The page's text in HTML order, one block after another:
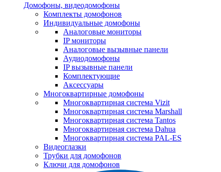
Домофоны, видеодомофоны
Комплекты домофонов
Индивидуальные домофоны
Аналоговые мониторы
IP мониторы
Аналоговые вызывные панели
Аудиодомофоны
IP вызывные панели
Комплектующие
Аксессуары
Многоквартирные домофоны
Многоквартирная система Vizit
Многоквартирная система Marshall
Многоквартирная система Tantos
Многоквартирная система Dahua
Многоквартирная система PAL-ES
Видеоглазки
Трубки для домофонов
Ключи для домофонов